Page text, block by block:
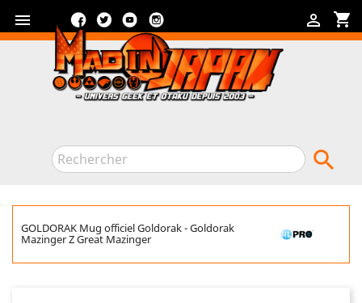
 shopping_cart

FacebookTwitterYouTube

GOLDORAK Mug officiel Goldorak - Goldorak
Mazinger Z Great Mazinger